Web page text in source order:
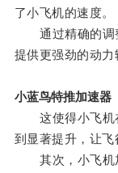
了小飞机的速度。
通过精确的调整
提供更强劲的动力
小蓝鸟特推加速器
这使得小飞机
到显著提升，让飞
其次，小飞机